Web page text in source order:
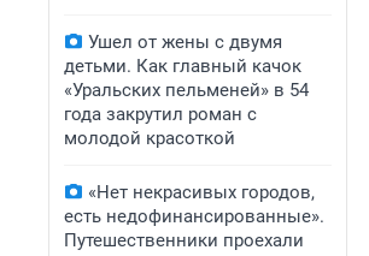
Ушел от жены с двумя
детьми. Как главный качок
«Уральских пельменей» в 54
года закрутил роман с
молодой красоткой
«Нет некрасивых городов,
есть недофинансированные».
Путешественники проехали